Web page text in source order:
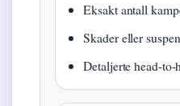
Eksakt antall
Skader eller
Detaljerte head-